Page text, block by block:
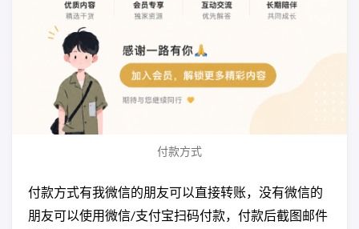
付款方式
付款方式有我微信的朋友可以直接转账，没有微信的
朋友可以使用微信/支付宝扫码付款，付款后截图邮件